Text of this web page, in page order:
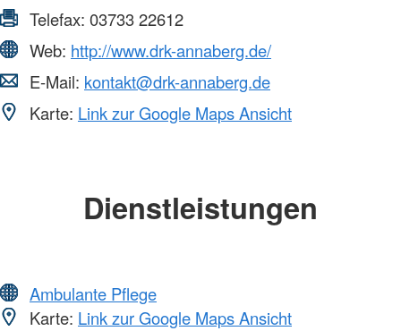
Telefax: 03733 22612
Web: http://www.drk-annaberg.de/
E-Mail: kontakt@drk-annaberg.de
Karte: Link zur Google Maps Ansicht
Dienstleistungen
Ambulante Pflege
Karte: Link zur Google Maps Ansicht